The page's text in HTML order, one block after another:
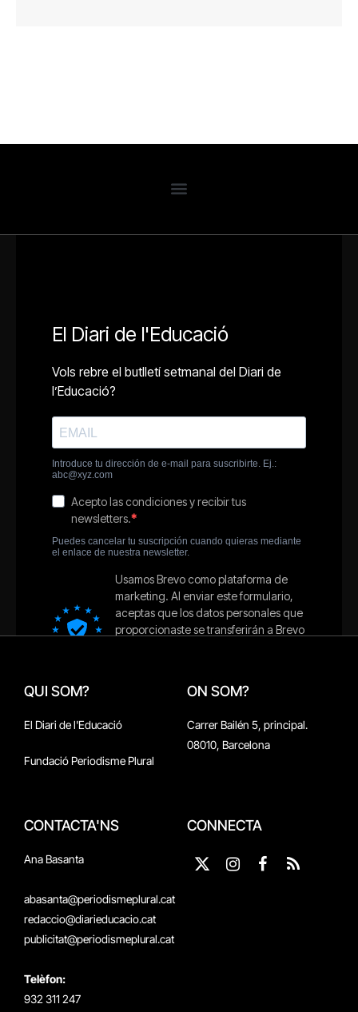
QUI SOM?
El Diari de l'Educació
Fundació Periodisme Plural
ON SOM?
Carrer Bailén 5, principal.
08010, Barcelona
CONTACTA'NS
Ana Basanta
abasanta@periodismeplural.cat
redaccio@diarieducacio.cat
publicitat@periodismeplural.cat
Telèfon:
932 311 247
CONNECTA
X
InstagramFacebook
RSS